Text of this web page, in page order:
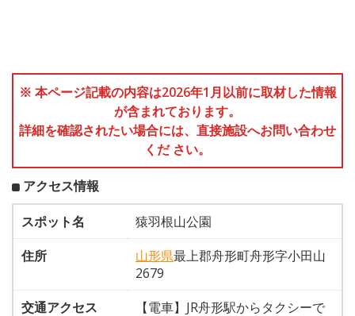
※ 本ページ記載の内容は2026年1月以前に取材した情報
が含まれております。
詳細を確認されたい場合には、直接施設へお問い合わせ
くだ さい。
アクセス情報
スポット名
猿羽根山公園
住所
山形県最上郡舟形町舟形字小田山
2679
交通アクセス
【電車】JR舟形駅からタクシーで